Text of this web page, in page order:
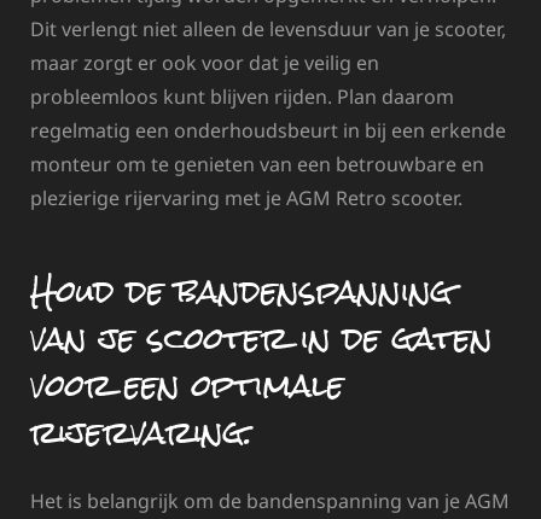
Dit verlengt niet alleen de levensduur van je scooter,
maar zorgt er ook voor dat je veilig en
probleemloos kunt blijven rijden. Plan daarom
regelmatig een onderhoudsbeurt in bij een erkende
monteur om te genieten van een betrouwbare en
plezierige rijervaring met je AGM Retro scooter.
Houd de bandenspanning
van je scooter in de gaten
voor een optimale
rijervaring.
Het is belangrijk om de bandenspanning van je AGM